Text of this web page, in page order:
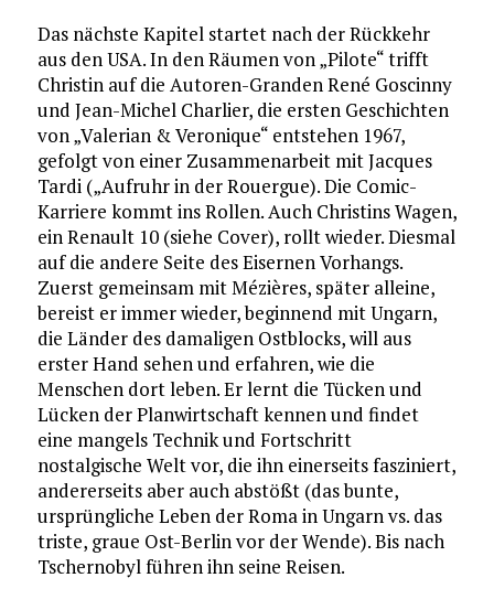
Das nächste Kapitel startet nach der Rückkehr
aus den USA. In den Räumen von „Pilote“ trifft
Christin auf die Autoren-Granden René Goscinny
und Jean-Michel Charlier, die ersten Geschichten
von „Valerian & Veronique“ entstehen 1967,
gefolgt von einer Zusammenarbeit mit Jacques
Tardi („Aufruhr in der Rouergue). Die Comic-
Karriere kommt ins Rollen. Auch Christins Wagen,
ein Renault 10 (siehe Cover), rollt wieder. Diesmal
auf die andere Seite des Eisernen Vorhangs.
Zuerst gemeinsam mit Mézières, später alleine,
bereist er immer wieder, beginnend mit Ungarn,
die Länder des damaligen Ostblocks, will aus
erster Hand sehen und erfahren, wie die
Menschen dort leben. Er lernt die Tücken und
Lücken der Planwirtschaft kennen und findet
eine mangels Technik und Fortschritt
nostalgische Welt vor, die ihn einerseits fasziniert,
andererseits aber auch abstößt (das bunte,
ursprüngliche Leben der Roma in Ungarn vs. das
triste, graue Ost-Berlin vor der Wende). Bis nach
Tschernobyl führen ihn seine Reisen.